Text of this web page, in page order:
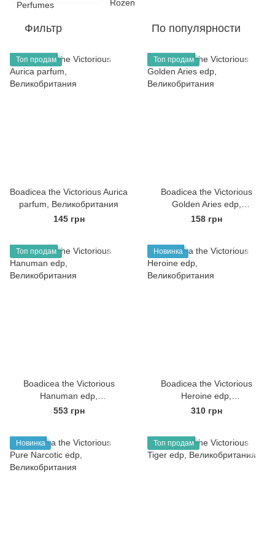
Фильтр По популярности
Топ продам
Boadicea the Victorious Aurica
parfum, Великобритания
145 грн
Топ продам
Boadicea the Victorious
Golden Aries edp,
Великобритания
158 грн
Топ продам
Boadicea the Victorious
Hanuman edp,
Великобритания
553 грн
Новинка
Boadicea the Victorious
Heroine edp,
Великобритания
310 грн
Новинка Топ продам